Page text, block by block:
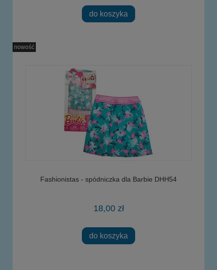
do koszyka
Fashionistas - spódniczka dla Barbie DHH54
18,00 zł
do koszyka
nowość